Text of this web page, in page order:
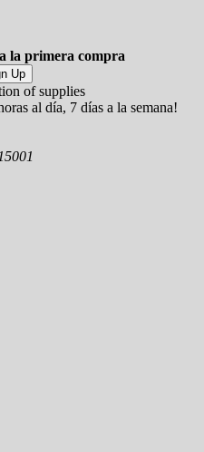
la primera compra
Up
al día, 7 días a la semana!